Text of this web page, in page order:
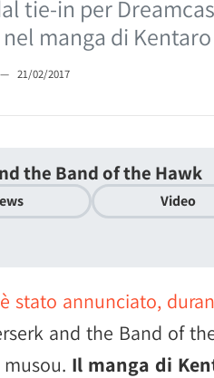
tie-in per
manga di
— 21/02/2017
the Band of the Hawk
Video
è stato annunciato,
and the Band of
Il manga di